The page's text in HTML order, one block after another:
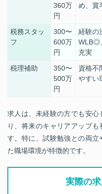
360万
円
め、賞
税務スタッ
フ
300〜
600万
円
経験の
WLB◎
充実
税理補助
350〜
500万
円
資格不
やすい
求人は、未経験の方でも安
り、将来のキャリアアップ
す。特に、試験勉強との両
た職場環境が特徴的です。
実際の